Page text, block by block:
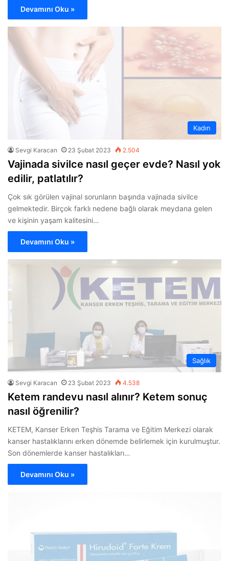
Devamını Oku »
Kadın
Sevgi Karacan 23 Şubat 2023 2.504
Vajinada sivilce nasıl geçer evde? Nasıl yok
edilir, patlatılır?
Çok sık görülen vajinal sorunların başında vajinada sivilce
gelmektedir. Birçok farklı nedene bağlı olarak meydana gelen
ve kişinin yaşam kalitesini…
Devamını Oku »
Sağlık
Sevgi Karacan 23 Şubat 2023 4.538
Ketem randevu nasıl alınır? Ketem sonuç
nasıl öğrenilir?
KETEM, Kanser Erken Teşhis Tarama ve Eğitim Merkezi olarak
kanser hastalıklarını erken dönemde belirlemek için kurulmuştur.
Son dönemlerde kanser hastalıkları…
Devamını Oku »